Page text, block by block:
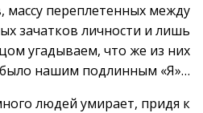
массу переплетенных между
зачатков личности и лишь
угадываем, что же из них
было нашим подлинным «Я»…
людей умирает, придя к